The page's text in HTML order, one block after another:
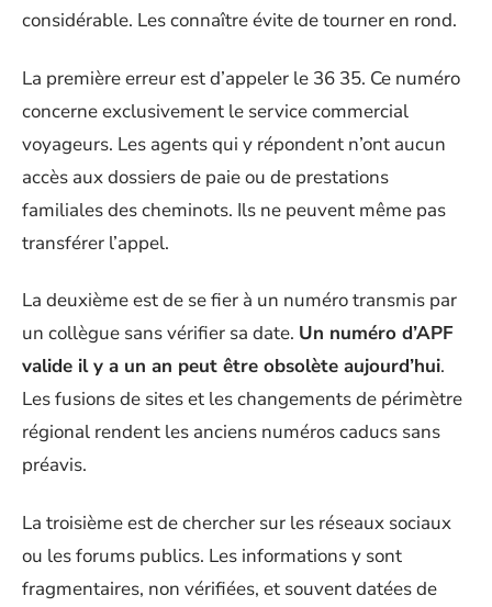
considérable. Les connaître évite de tourner en rond.
La première erreur est d’appeler le 36 35. Ce numéro
concerne exclusivement le service commercial
voyageurs. Les agents qui y répondent n’ont aucun
accès aux dossiers de paie ou de prestations
familiales des cheminots. Ils ne peuvent même pas
transférer l’appel.
La deuxième est de se fier à un numéro transmis par
un collègue sans vérifier sa date. Un numéro d’APF
valide il y a un an peut être obsolète aujourd’hui.
Les fusions de sites et les changements de périmètre
régional rendent les anciens numéros caducs sans
préavis.
La troisième est de chercher sur les réseaux sociaux
ou les forums publics. Les informations y sont
fragmentaires, non vérifiées, et souvent datées de